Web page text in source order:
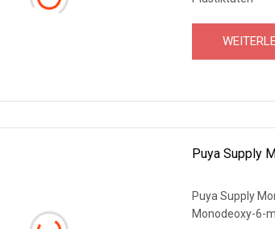
Puya Supply
Puya Supply
Monodeoxy-6-